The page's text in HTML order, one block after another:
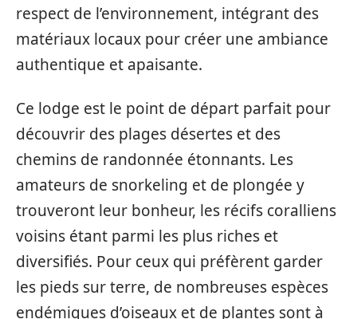
respect de l’environnement, intégrant des
matériaux locaux pour créer une ambiance
authentique et apaisante.
Ce lodge est le point de départ parfait pour
découvrir des plages désertes et des
chemins de randonnée étonnants. Les
amateurs de snorkeling et de plongée y
trouveront leur bonheur, les récifs coralliens
voisins étant parmi les plus riches et
diversifiés. Pour ceux qui préfèrent garder
les pieds sur terre, de nombreuses espèces
endémiques d’oiseaux et de plantes sont à